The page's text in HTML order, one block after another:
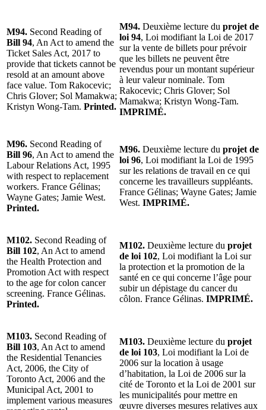
M94. Second Reading of
Bill 94, An Act to amend the
Ticket Sales Act, 2017 to
provide that tickets cannot be
resold at an amount above
face value. Tom Rakocevic;
Chris Glover; Sol Mamakwa;
Kristyn Wong-Tam. Printed.
M94. Deuxième lecture du projet de
loi 94, Loi modifiant la Loi de 2017
sur la vente de billets pour prévoir
que les billets ne peuvent être
revendus pour un montant supérieur
à leur valeur nominale. Tom
Rakocevic; Chris Glover; Sol
Mamakwa; Kristyn Wong-Tam.
IMPRIMÉ.
M96. Second Reading of
Bill 96, An Act to amend the
Labour Relations Act, 1995
with respect to replacement
workers. France Gélinas;
Wayne Gates; Jamie West.
Printed.
M96. Deuxième lecture du projet de
loi 96, Loi modifiant la Loi de 1995
sur les relations de travail en ce qui
concerne les travailleurs suppléants.
France Gélinas; Wayne Gates; Jamie
West. IMPRIMÉ.
M102. Second Reading of
Bill 102, An Act to amend
the Health Protection and
Promotion Act with respect
to the age for colon cancer
screening. France Gélinas.
Printed.
M102. Deuxième lecture du projet
de loi 102, Loi modifiant la Loi sur
la protection et la promotion de la
santé en ce qui concerne l’âge pour
subir un dépistage du cancer du
côlon. France Gélinas. IMPRIMÉ.
M103. Second Reading of
Bill 103, An Act to amend
the Residential Tenancies
Act, 2006, the City of
Toronto Act, 2006 and the
Municipal Act, 2001 to
implement various measures
M103. Deuxième lecture du projet
de loi 103, Loi modifiant la Loi de
2006 sur la location à usage
d’habitation, la Loi de 2006 sur la
cité de Toronto et la Loi de 2001 sur
les municipalités pour mettre en
œuvre diverses mesures relatives aux